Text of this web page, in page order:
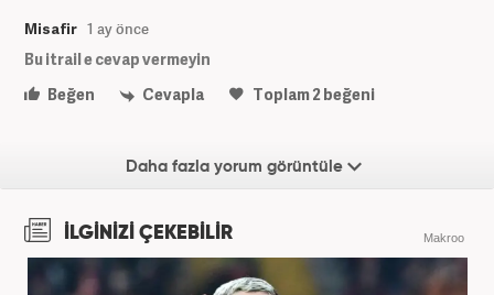
Misafir 1 ay önce
Bu itrail e cevap vermeyin
Beğen
Cevapla Toplam2beğeni
Daha fazla yorum görüntüle
İLGİNİZİ ÇEKEBİLİR Makroo